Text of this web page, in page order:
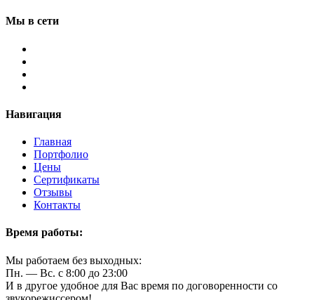
Мы в сети
Навигация
Главная
Портфолио
Цены
Сертификаты
Отзывы
Контакты
Время работы:
Мы работаем без выходных:
Пн. — Вс. с 8:00 до 23:00
И в другое удобное для Вас время по договоренности со